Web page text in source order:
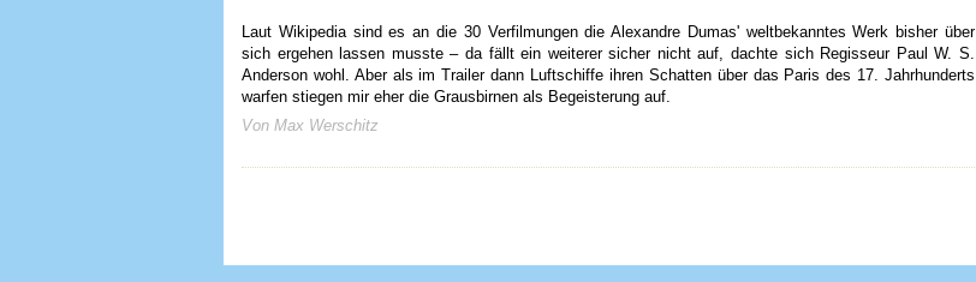
Laut Wikipedia sind es an die 30 Verfilmungen die Alexandre Dumas' weltbekanntes Werk bisher über
sich ergehen lassen musste – da fällt ein weiterer sicher nicht auf, dachte sich Regisseur Paul W. S.
Anderson wohl. Aber als im Trailer dann Luftschiffe ihren Schatten über das Paris des 17. Jahrhunderts
warfen stiegen mir eher die Grausbirnen als Begeisterung auf.
Von Max Werschitz